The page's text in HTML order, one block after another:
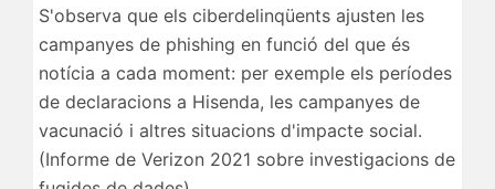
S'observa que els ciberdelinqüents ajusten les
campanyes de phishing en funció del que és
notícia a cada moment: per exemple els períodes
de declaracions a Hisenda, les campanyes de
vacunació i altres situacions d'impacte social.
(Informe de Verizon 2021 sobre investigacions de